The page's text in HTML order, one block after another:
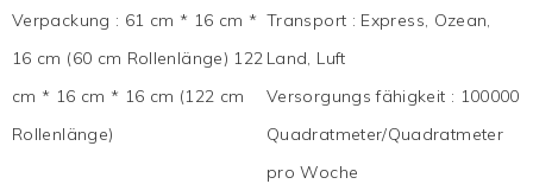
Verpackung : 61 cm * 16 cm *
16 cm (60 cm Rollenlänge) 122
cm * 16 cm * 16 cm (122 cm
Rollenlänge)
Transport : Express, Ozean,
Land, Luft
Versorgungs fähigkeit : 100000
Quadratmeter/Quadratmeter
pro Woche